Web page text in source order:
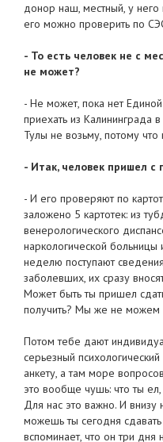
донор наш, местный, у него
его можно проверить по
- То есть человек не с
не может?
- Не может, пока нет
приехать из Калининграда
Тулы не возьму, потому
- Итак, человек пришел с
- И его проверяют по
заложено 5 картотек: из
венерологического
наркологической
неделю поступают
заболевших, их сразу
Может быть ты пришел
получить? Мы же не можем
Потом тебе дают
серьезный
анкету, а там море
это вообще чушь: что ты
Для нас это важно. И внизу
можешь ты сегодня
вспоминает, что он три дня